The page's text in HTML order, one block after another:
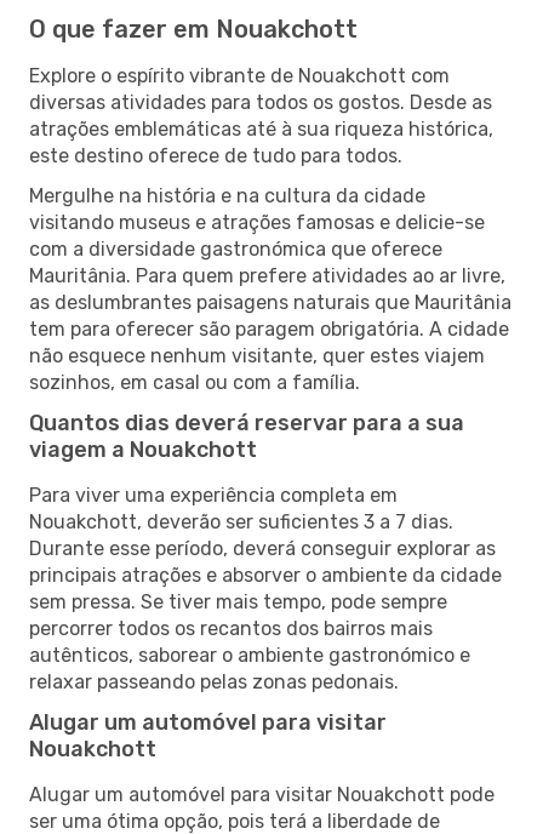
O que fazer em Nouakchott
Explore o espírito vibrante de Nouakchott com
diversas atividades para todos os gostos. Desde as
atrações emblemáticas até à sua riqueza histórica,
este destino oferece de tudo para todos.
Mergulhe na história e na cultura da cidade
visitando museus e atrações famosas e delicie-se
com a diversidade gastronómica que oferece
Mauritânia. Para quem prefere atividades ao ar livre,
as deslumbrantes paisagens naturais que Mauritânia
tem para oferecer são paragem obrigatória. A cidade
não esquece nenhum visitante, quer estes viajem
sozinhos, em casal ou com a família.
Quantos dias deverá reservar para a sua
viagem a Nouakchott
Para viver uma experiência completa em
Nouakchott, deverão ser suficientes 3 a 7 dias.
Durante esse período, deverá conseguir explorar as
principais atrações e absorver o ambiente da cidade
sem pressa. Se tiver mais tempo, pode sempre
percorrer todos os recantos dos bairros mais
autênticos, saborear o ambiente gastronómico e
relaxar passeando pelas zonas pedonais.
Alugar um automóvel para visitar
Nouakchott
Alugar um automóvel para visitar Nouakchott pode
ser uma ótima opção, pois terá a liberdade de